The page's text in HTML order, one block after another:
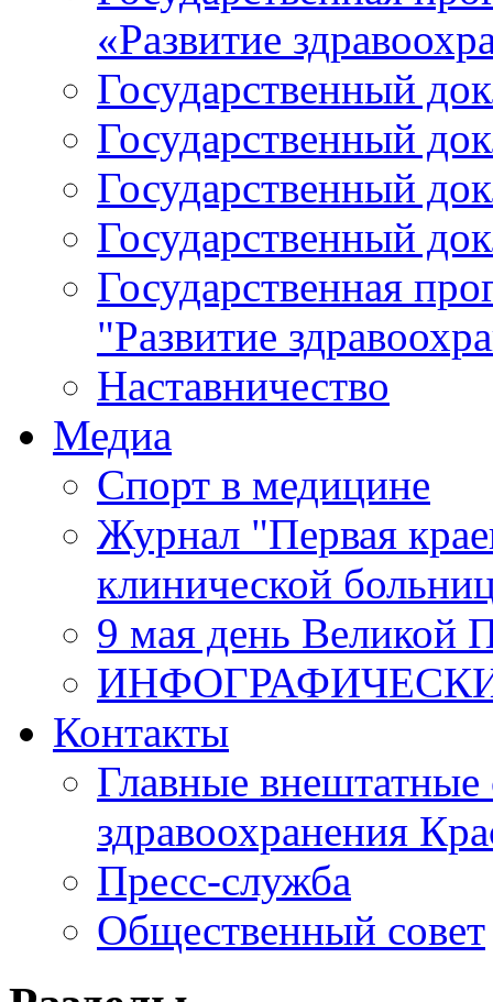
«Развитие
Государственный
Государственный
Государственный
Государственный
Государственная
"Развитие
Наставничество
Медиа
Спорт в медицине
Журнал "Первая
клинической
9 мая день Великой
Контакты
Главные внештатные
здравоохранения
Пресс-служба
Общественный совет